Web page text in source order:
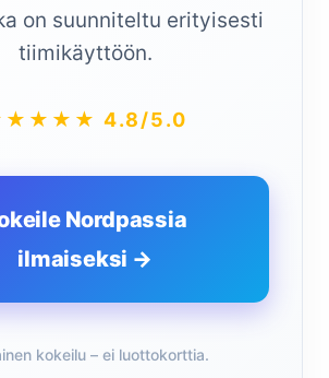
on suunniteltu erityisesti
tiimikäyttöön.
4.8/5.0
Nordpassia
ilmaiseksi →
kokeilu – ei luottokorttia.